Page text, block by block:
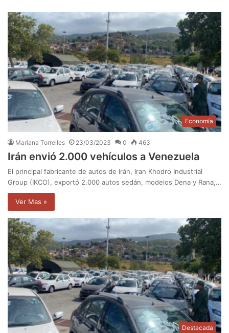
Economía
Mariana Torrelles 23/03/2023 0 463
Irán envió 2.000 vehículos a Venezuela
El principal fabricante de autos de Irán, Iran Khodro Industrial
Group (IKCO), exportó 2.000 autos sedán, modelos Dena y Rana,…
Ver Mas »
Destacada